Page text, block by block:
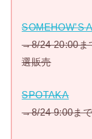
SOMEHOW’S
→8/24 20:00ま
選販売
SPOTAKA
→8/24 9:00ま